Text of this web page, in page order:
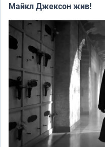
Майкл Джексон жив!